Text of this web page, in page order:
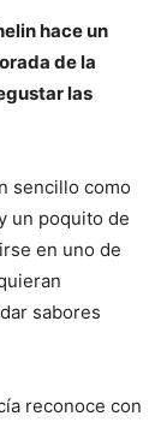
hace un
de la
las
sencillo como
un poquito de
en uno de
sabores
reconoce con